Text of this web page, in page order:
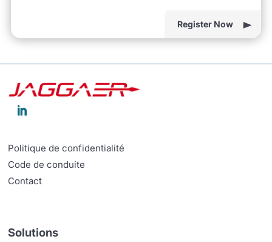
Register Now

Politique de confidentialité
Code de conduite
Contact
Solutions